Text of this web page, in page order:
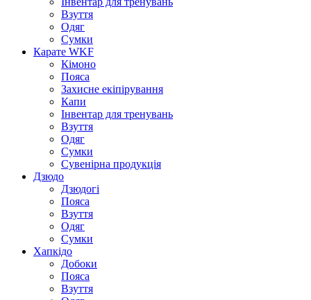
Взуття
Одяг
Сумки
Карате WKF
Кімоно
Пояса
Захисне екіпірування
Капи
Інвентар для тренувань
Взуття
Одяг
Сумки
Сувенірна продукція
Дзюдо
Дзюдогі
Пояса
Взуття
Одяг
Сумки
Хапкідо
Добоки
Пояса
Взуття